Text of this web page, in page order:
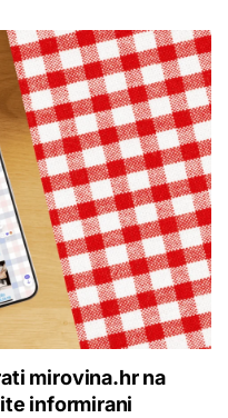
mirovina.hr na
informirani